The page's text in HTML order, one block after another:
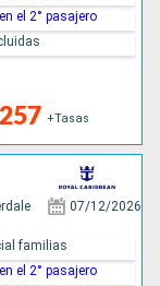
+Tasas
el 2° pasajero
07/12/2026
familias
el 2° pasajero